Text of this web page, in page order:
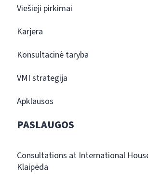
Viešieji pirkimai
Karjera
Konsultacinė taryba
VMI strategija
Apklausos
PASLAUGOS
Consultations at International
Klaipėda